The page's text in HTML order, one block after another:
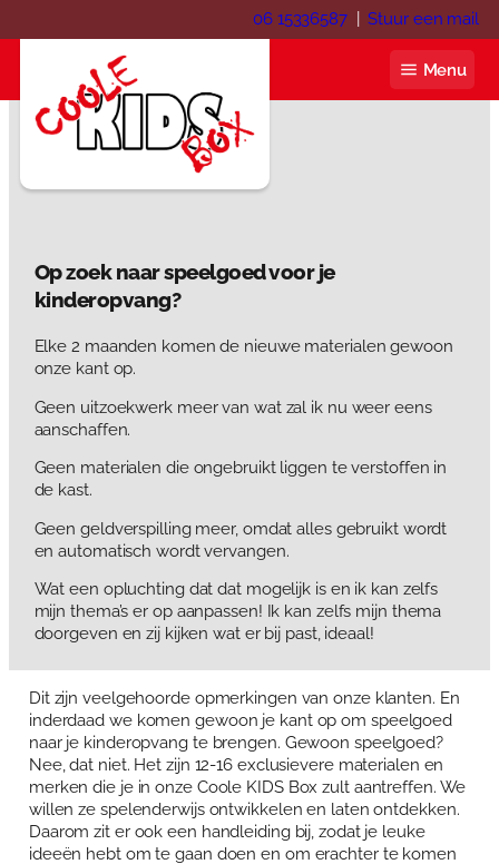
naar
06 15336587|Stuur een mail
Menu
Blog
Webshop
Winkelwagen
Mijn account
Contact
Inloggen
Op zoek naar speelgoed voor je
kinderopvang?
Elke 2 maanden komen de nieuwe materialen gewoon
onze kant op.
Geen uitzoekwerk meer van wat zal ik nu weer eens
aanschaffen.
Geen materialen die ongebruikt liggen te verstoffen in
de kast.
Geen geldverspilling meer, omdat alles gebruikt wordt
en automatisch wordt vervangen.
Wat een opluchting dat dat mogelijk is en ik kan zelfs
mijn thema’s er op aanpassen! Ik kan zelfs mijn thema
doorgeven en zij kijken wat er bij past, ideaal!
Dit zijn veelgehoorde opmerkingen van onze klanten. En
inderdaad we komen gewoon je kant op om speelgoed
naar je kinderopvang te brengen. Gewoon speelgoed?
Nee, dat niet. Het zijn 12-16 exclusievere materialen en
merken die je in onze Coole KIDS Box zult aantreffen. We
willen ze spelenderwijs ontwikkelen en laten ontdekken.
Daarom zit er ook een handleiding bij, zodat je leuke
ideeën hebt om te gaan doen en om erachter te komen